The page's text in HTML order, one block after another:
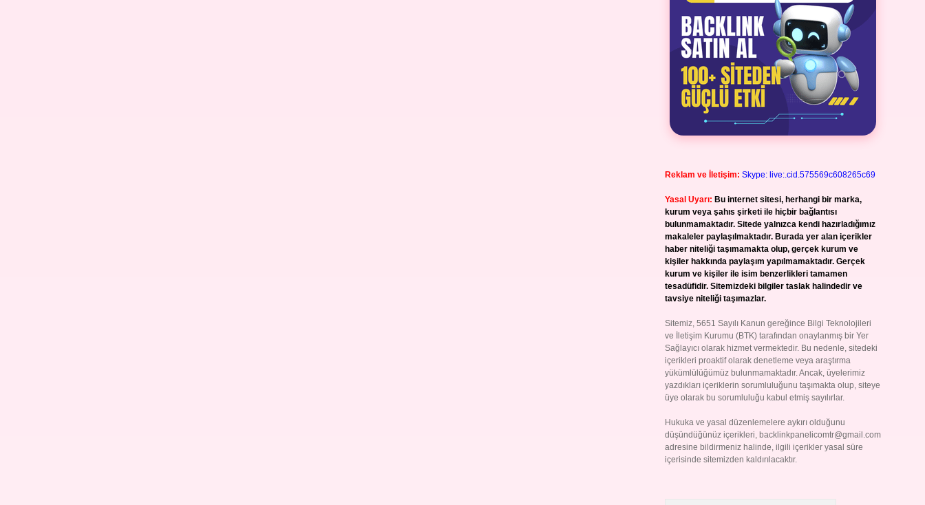
Reklam ve İletişim: Skype: live:.cid.575569c608265c69
Yasal Uyarı: Bu internet sitesi, herhangi bir marka,
kurum veya şahıs şirketi ile hiçbir bağlantısı
bulunmamaktadır. Sitede yalnızca kendi hazırladığımız
makaleler paylaşılmaktadır. Burada yer alan içerikler
haber niteliği taşımamakta olup, gerçek kurum ve
kişiler hakkında paylaşım yapılmamaktadır. Gerçek
kurum ve kişiler ile isim benzerlikleri tamamen
tesadüfidir. Sitemizdeki bilgiler taslak halindedir ve
tavsiye niteliği taşımazlar.
Sitemiz, 5651 Sayılı Kanun gereğince Bilgi Teknolojileri
ve İletişim Kurumu (BTK) tarafından onaylanmış bir Yer
Sağlayıcı olarak hizmet vermektedir. Bu nedenle, sitedeki
içerikleri proaktif olarak denetleme veya araştırma
yükümlülüğümüz bulunmamaktadır. Ancak, üyelerimiz
yazdıkları içeriklerin sorumluluğunu taşımakta olup, siteye
üye olarak bu sorumluluğu kabul etmiş sayılırlar.
Hukuka ve yasal düzenlemelere aykırı olduğunu
düşündüğünüz içerikleri, backlinkpanelicomtr@gmail.com
adresine bildirmeniz halinde, ilgili içerikler yasal süre
içerisinde sitemizden kaldırılacaktır.